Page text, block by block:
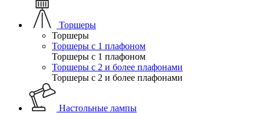
Торшеры
Торшеры
Торшеры с 1 плафоном
Торшеры с 1 плафоном
Торшеры с 2 и более плафонами
Торшеры с 2 и более плафонами
Настольные лампы